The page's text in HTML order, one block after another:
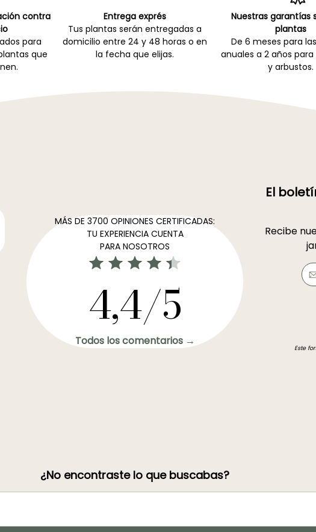
contra
para
que
Entrega exprés
Tus plantas serán entregadas a
domicilio entre 24 y 48 horas o en
la fecha que elijas.
Nuestras garantías
plantas
De 6 meses para
anuales a 2 años para
y arbustos.
MÁS DE 3700 OPINIONES CERTIFICADAS:
TU EXPERIENCIA CUENTA
PARA NOSOTROS
4,4/5
Todos los comentarios →
El
Recibe
Este
¿No encontraste lo que buscabas?